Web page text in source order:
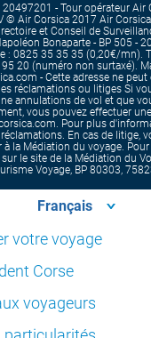
- Tour opérateur Air
© Air Corsica 2017 Air
et Conseil de
Bonaparte - BP 505 -
: 0825 35 35 35 (0,20€/mn).
20 (numéro non surtaxé).
- Cette adresse ne peut
réclamations ou litiges Si
annulations de vol et que
vous pouvez effectuer
Pour plus
En cas de litige,
la Médiation du voyage.
le site de la Médiation du
Voyage, BP 80303,
votre voyage
Corse
voyageurs